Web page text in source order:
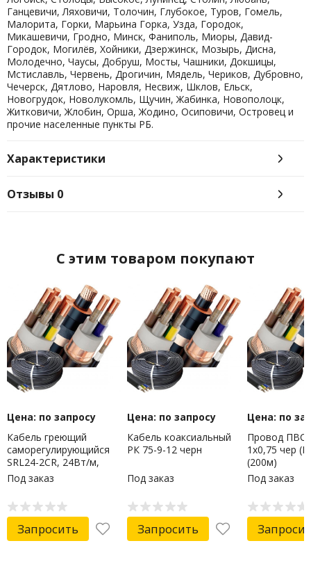
Ганцевичи, Ляховичи, Толочин, Глубокое, Туров, Гомель,
Малорита, Горки, Марьина Горка, Узда, Городок,
Микашевичи, Гродно, Минск, Фаниполь, Миоры, Давид-
Городок, Могилёв, Хойники, Дзержинск, Мозырь, Дисна,
Молодечно, Чаусы, Добруш, Мосты, Чашники, Докшицы,
Мстиславль, Червень, Дрогичин, Мядель, Чериков, Дубровно,
Чечерск, Дятлово, Наровля, Несвиж, Шклов, Ельск,
Новогрудок, Новолукомль, Щучин, Жабинка, Новополоцк,
Житковичи, Жлобин, Орша, Жодино, Осиповичи, Островец и
прочие населенные пункты РБ.
Характеристики
Отзывы 0
C этим товаром покупают
Цена: по запросу
Кабель греющий
саморегулирующийся
SRL24-2CR, 24Вт/м,
экранированный, бухта
200м PROconnect
Под заказ
Запросить
Цена: по запросу
Кабель коаксиальный
РК 75-9-12 черн
Под заказ
Запросить
Цена: по
Провод ПВС-
1х0,75 чер
(200м)
Под заказ